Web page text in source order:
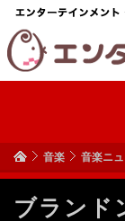
音楽 音楽ニ
ブランド